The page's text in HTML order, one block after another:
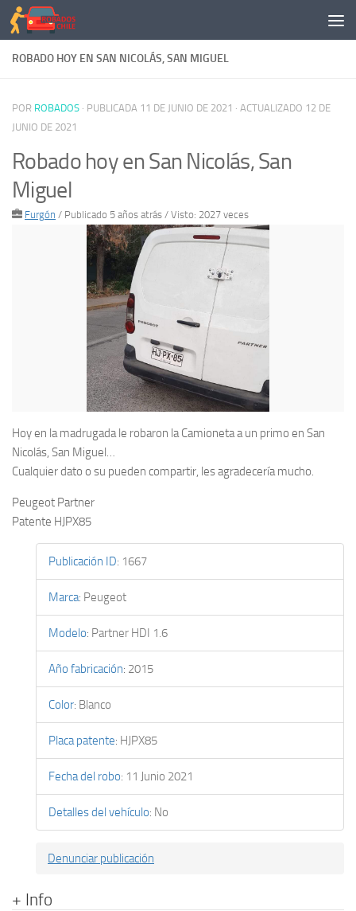
Saltar al contenido
ROBADO HOY EN SAN NICOLÁS, SAN MIGUEL
POR ROBADOS · PUBLICADA 11 DE JUNIO DE 2021 · ACTUALIZADO 12 DE
JUNIO DE 2021
Robado hoy en San Nicolás, San
Miguel
Furgón / Publicado 5 años atrás / Visto: 2027 veces
Hoy en la madrugada le robaron la Camioneta a un primo en San
Nicolás, San Miguel…
Cualquier dato o su pueden compartir, les agradecería mucho.
Peugeot Partner
Patente HJPX85
Publicación ID: 1667
Marca: Peugeot
Modelo: Partner HDI 1.6
Año fabricación: 2015
Color: Blanco
Placa patente: HJPX85
Fecha del robo: 11 Junio 2021
Detalles del vehículo: No
Denunciar publicación
+ Info